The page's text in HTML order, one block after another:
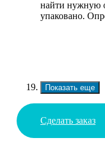
найти нужную
упаковано.
Показать еще
Сделать заказ